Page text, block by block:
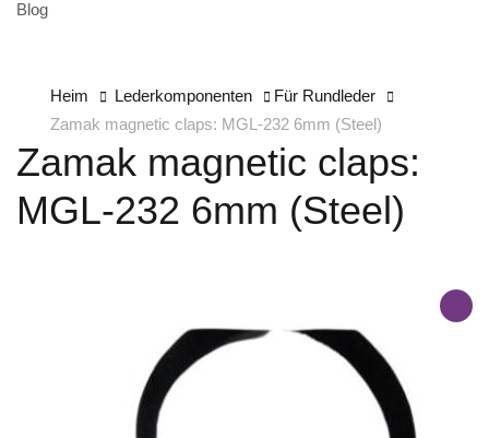
Blog
Heim Lederkomponenten
Für Rundleder
Zamak magnetic claps: MGL-232 6mm (Steel)
Zamak magnetic claps:
MGL-232 6mm (Steel)